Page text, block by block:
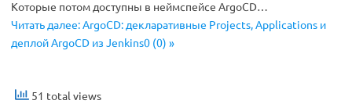
Которые потом доступны в неймспейсе ArgoCD…
Читать далее: ArgoCD: декларативные Projects, Applications и
деплой ArgoCD из Jenkins0 (0) »
51 total views